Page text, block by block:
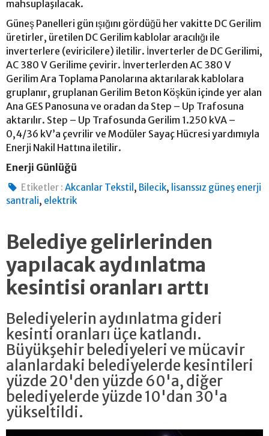
mahsuplaşılacak.
Güneş Panelleri gün ışığını gördüğü her vakitte DC Gerilim
üretirler, üretilen DC Gerilim kablolar aracılığı ile
inverterlere (eviricilere) iletilir. İnverterler de DC Gerilimi,
AC 380 V Gerilime çevirir. İnverterlerden AC 380 V
Gerilim Ara Toplama Panolarına aktarılarak kablolara
gruplanır, gruplanan Gerilim Beton Köşkün içinde yer alan
Ana GES Panosuna ve oradan da Step – Up Trafosuna
aktarılır. Step – Up Trafosunda Gerilim 1.250 kVA –
0,4/36 kV’a çevrilir ve Modüler Sayaç Hücresi yardımıyla
Enerji Nakil Hattına iletilir.
Enerji Günlüğü
Etiketler : Akcanlar Tekstil , Bilecik, lisanssız güneş enerji
santrali, elektrik
Belediye gelirlerinden
yapılacak aydınlatma
kesintisi oranları arttı
Belediyelerin aydınlatma gideri
kesinti oranları üçe katlandı.
Büyükşehir belediyeleri ve mücavir
alanlardaki belediyelerde kesintileri
yüzde 20'den yüzde 60'a, diğer
belediyelerde yüzde 10'dan 30'a
yükseltildi.